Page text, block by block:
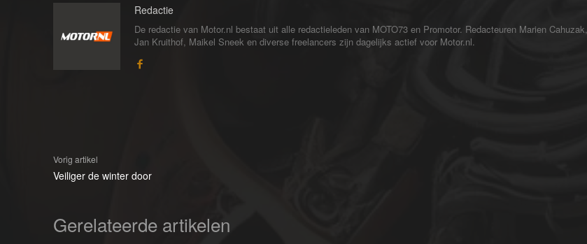
Redactie
De redactie van Motor.nl bestaat uit alle redactieleden van MOTO73 en Promotor. Redacteuren Marien Cahuzak,
Jan Kruithof, Maikel Sneek en diverse freelancers zijn dagelijks actief voor Motor.nl.
Vorig artikel
Veiliger de winter door
Gerelateerde artikelen